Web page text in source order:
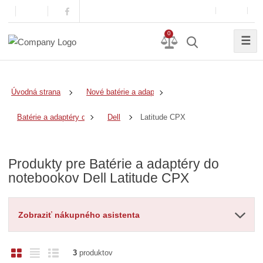
0
☰
Úvodná strana Nové batérie a adaptéry
Batérie a adaptéry do notebookov
Dell Latitude CPX
Produkty pre Batérie a adaptéry do
notebookov Dell Latitude CPX
Zobraziť nákupného asistenta
O
R
3produktov